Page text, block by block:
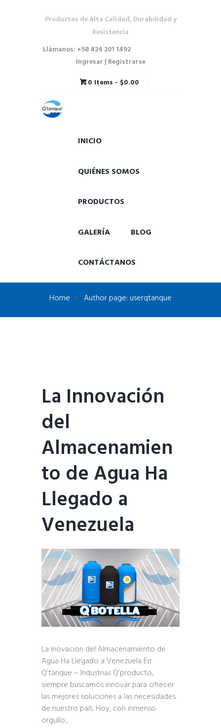
Productos de Alta Calidad, Durabilidad y
Resistencia
Llámanos: +58 424 201 1492
Ingresar | Registrarse
0 Items - $0.00
INICIO
QUIÉNES SOMOS
PRODUCTOS
GALERÍA BLOG
CONTÁCTANOS
Home Author page: userqtanque
La Innovación
del
Almacenamien
to de Agua Ha
Llegado a
Venezuela
La Inovacion del Almacenamiento de
Agua Ha Llegado a Venezuela En
Q’tanque – Industrias Q’producto,
siempre buscamos innovar para ofrecer
las mejores soluciones a las necesidades
de nuestro país. Hoy, con inmenso
orgullo...